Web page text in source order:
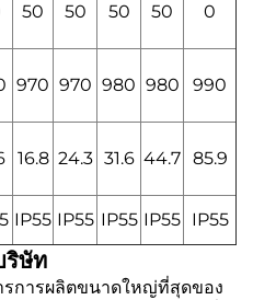
50
50
50
50
0
970 970 980 980 990
16.8 24.3 31.6 44.7 85.9
IP55 IP55 IP55 IP55 IP55
ริษัท
รการผลิตขนาดใหญ่ที่สุดของ